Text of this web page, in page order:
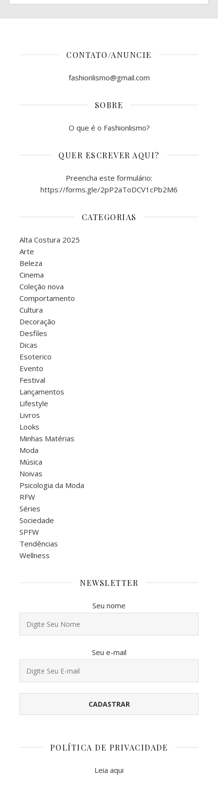
CONTATO/ANUNCIE
fashionlismo@gmail.com
SOBRE
O que é o Fashionlismo?
QUER ESCREVER AQUI?
Preencha este formulário:
https://forms.gle/2pP2aToDCV1cPb2M6
CATEGORIAS
Alta Costura 2025
Arte
Beleza
Cinema
Coleção nova
Comportamento
Cultura
Decoração
Desfiles
Dicas
Esoterico
Evento
Festival
Lançamentos
Lifestyle
Livros
Looks
Minhas Matérias
Moda
Música
Noivas
Psicologia da Moda
RFW
Séries
Sociedade
SPFW
Tendências
Wellness
NEWSLETTER
Seu nome
Seu e-mail
POLÍTICA DE PRIVACIDADE
Leia aqui